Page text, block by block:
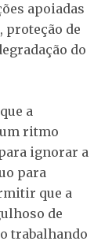
apoiadas
proteção de
do
a
ritmo
ignorar a
para
que a
de
trabalhando